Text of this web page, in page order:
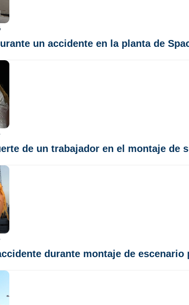
un accidente en la planta de
de un trabajador en el montaje de
durante montaje de escenario